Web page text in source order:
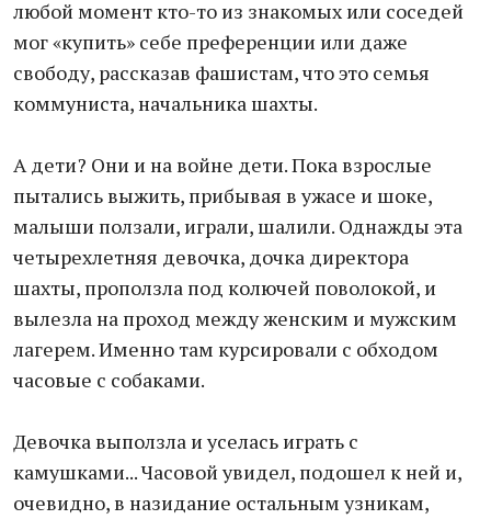
любой момент кто-то из знакомых или соседей
мог «купить» себе преференции или даже
свободу, рассказав фашистам, что это семья
коммуниста, начальника шахты.
А дети? Они и на войне дети. Пока взрослые
пытались выжить, прибывая в ужасе и шоке,
малыши ползали, играли, шалили. Однажды эта
четырехлетняя девочка, дочка директора
шахты, проползла под колючей поволокой, и
вылезла на проход между женским и мужским
лагерем. Именно там курсировали с обходом
часовые с собаками.
Девочка выползла и уселась играть с
камушками... Часовой увидел, подошел к ней и,
очевидно, в назидание остальным узникам,